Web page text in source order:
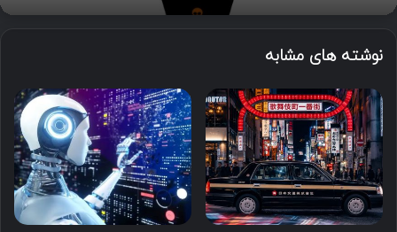
نوشته های مشابه